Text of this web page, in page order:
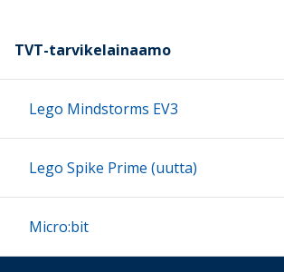
12:00
16:00
TVT-tarvikelainaamo
Lego Mindstorms EV3
Lego Spike Prime (uutta)
Micro:bit